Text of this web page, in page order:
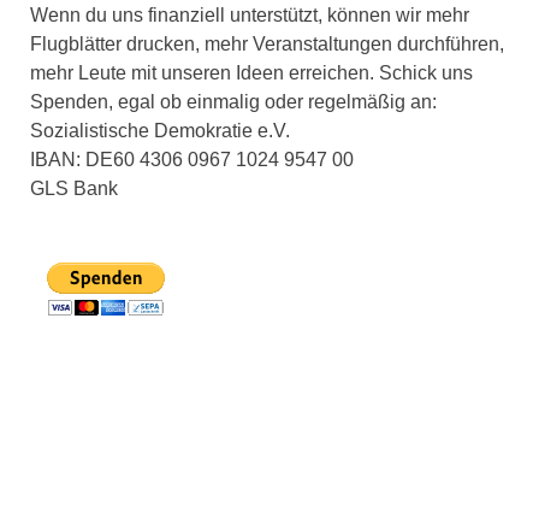
Wenn du uns finanziell unterstützt, können wir mehr
Flugblätter drucken, mehr Veranstaltungen durchführen,
mehr Leute mit unseren Ideen erreichen. Schick uns
Spenden, egal ob einmalig oder regelmäßig an:
Sozialistische Demokratie e.V.
IBAN: DE60 4306 0967 1024 9547 00
GLS Bank